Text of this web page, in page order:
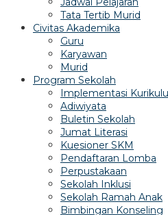
Tata Tertib Murid
Civitas Akademika
Guru
Karyawan
Murid
Program Sekolah
Implementasi
Adiwiyata
Buletin Sekolah
Jumat Literasi
Kuesioner SKM
Pendaftaran Lomba
Perpustakaan
Sekolah Inklusi
Sekolah Ramah Anak
Bimbingan Konseling